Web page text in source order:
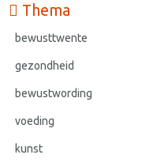
Thema
bewusttwente
gezondheid
bewustwording
voeding
kunst